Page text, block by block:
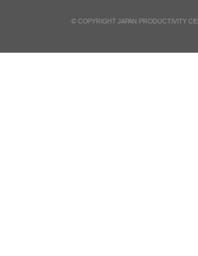
© COPYRIGHT JAPAN PRODUCTIVITY